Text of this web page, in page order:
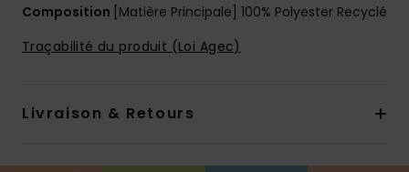
Composition [Matière Principale] 100% Polyester Recyclé
Traçabilité du produit (Loi Agec)
Livraison & Retours